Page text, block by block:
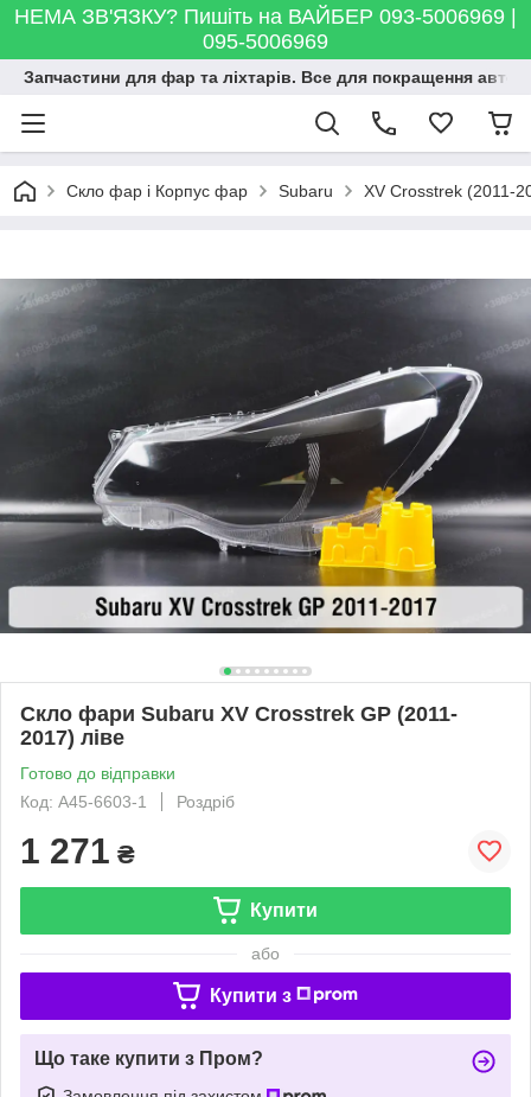
НЕМА ЗВ'ЯЗКУ? Пишіть на ВАЙБЕР 093-5006969 |
095-5006969
Запчастини для фар та ліхтарів. Все для покращення
Скло фар і Корпус фар Subaru XV Crosstrek (2011-
Скло фари Subaru XV Crosstrek GP (2011-
2017) ліве
Готово до відправки
Код: A45-6603-1
Роздріб
1 271 ₴
Купити
або
Купити з
Що таке купити з Пром?